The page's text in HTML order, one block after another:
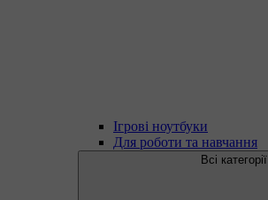
Ігрові ноутбуки
Для роботи та навчання
Всі категорії